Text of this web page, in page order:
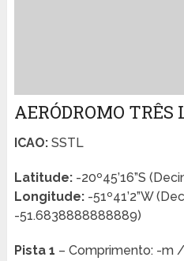
AERÓDROMO TRÊS
ICAO:SSTL
Latitude:-20º45’16”S
Longitude:-51º41’2”W
-51.6838888888889)
Pista 1 – Comprimento: -m